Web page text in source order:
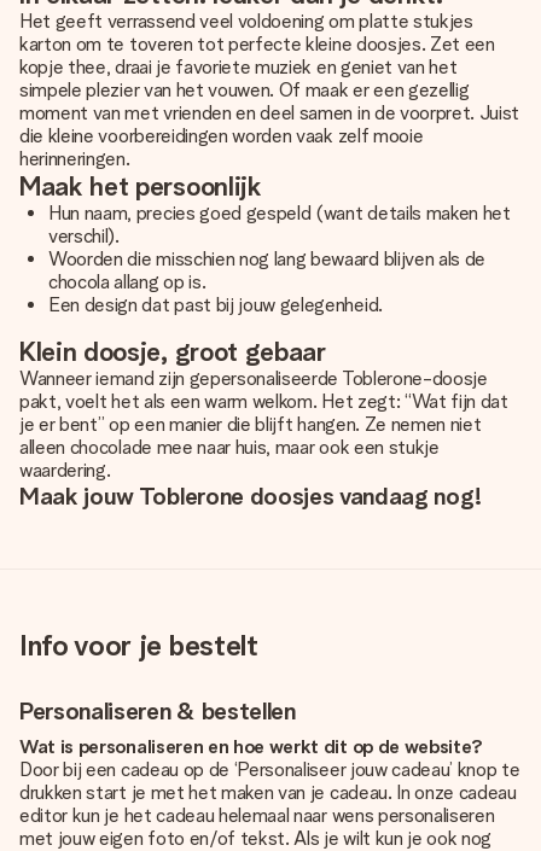
Het geeft verrassend veel voldoening om platte stukjes
karton om te toveren tot perfecte kleine doosjes. Zet een
kopje thee, draai je favoriete muziek en geniet van het
simpele plezier van het vouwen. Of maak er een gezellig
moment van met vrienden en deel samen in de voorpret. Juist
die kleine voorbereidingen worden vaak zelf mooie
herinneringen.
Maak het persoonlijk
Hun naam, precies goed gespeld (want details maken het
verschil).
Woorden die misschien nog lang bewaard blijven als de
chocola allang op is.
Een design dat past bij jouw gelegenheid.
Klein doosje, groot gebaar
Wanneer iemand zijn gepersonaliseerde Toblerone-doosje
pakt, voelt het als een warm welkom. Het zegt: “Wat fijn dat
je er bent” op een manier die blijft hangen. Ze nemen niet
alleen chocolade mee naar huis, maar ook een stukje
waardering.
Maak jouw Toblerone doosjes vandaag nog!
Info voor je bestelt
Personaliseren & bestellen
Wat is personaliseren en hoe werkt dit op de website?
Door bij een cadeau op de ‘Personaliseer jouw cadeau’ knop te
drukken start je met het maken van je cadeau. In onze cadeau
editor kun je het cadeau helemaal naar wens personaliseren
met jouw eigen foto en/of tekst. Als je wilt kun je ook nog